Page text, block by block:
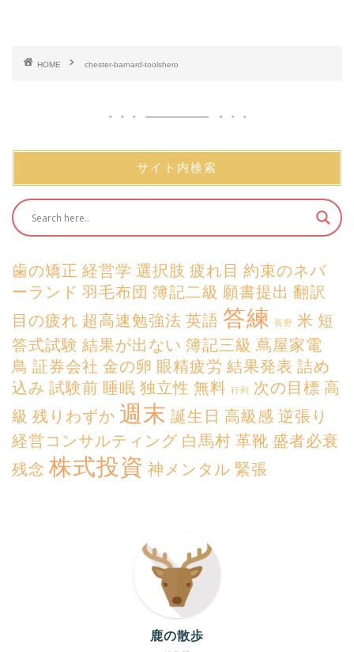
HOME chester-barnard-toolshero
サイト内検索
歯の矯正 経営学 選択肢 疲れ目 約束のネバ
ーランド 羽毛布団 簿記二級 願書提出 翻訳
目の疲れ 超高速勉強法 英語 答練 長野 米 短
答式試験 結果が出ない 簿記三級 蔦屋家電
鳥 証券会社 金の卵 眼精疲労 結果発表 詰め
込み 試験前 睡眠 独立性 無料 行列 次の目標 高
級 残りわずか 週末 誕生日 高級感 逆張り
経営コンサルティング 白馬村 革靴 盛者必衰
残念 株式投資 神メンタル 緊張
鹿の散歩